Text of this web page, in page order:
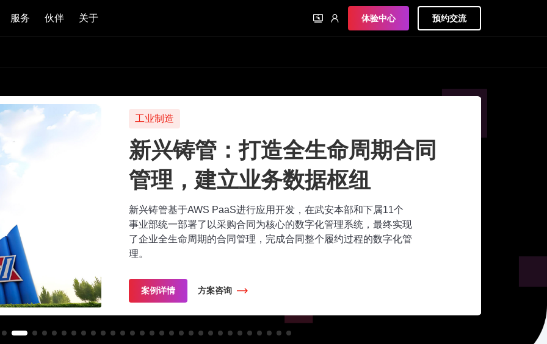
服务 伙伴 关于 体验中心 预约交流
上海基础：低代码打造集团统一
管控的数字化业务中台
经过十二大业务版块，200支核心业务流程的业务中台建设，以及
端到端全生命周期的项目管理构建，上海基础集团完成了各业务领
域在信息层面统一整合，加速实现了信息化的既定目标。